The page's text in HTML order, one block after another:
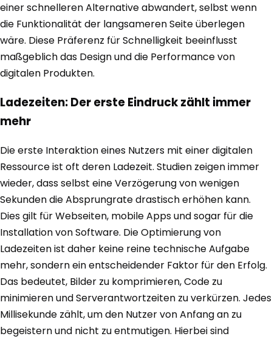
einer schnelleren Alternative abwandert, selbst wenn
die Funktionalität der langsameren Seite überlegen
wäre. Diese Präferenz für Schnelligkeit beeinflusst
maßgeblich das Design und die Performance von
digitalen Produkten.
Ladezeiten: Der erste Eindruck zählt immer
mehr
Die erste Interaktion eines Nutzers mit einer digitalen
Ressource ist oft deren Ladezeit. Studien zeigen immer
wieder, dass selbst eine Verzögerung von wenigen
Sekunden die Absprungrate drastisch erhöhen kann.
Dies gilt für Webseiten, mobile Apps und sogar für die
Installation von Software. Die Optimierung von
Ladezeiten ist daher keine reine technische Aufgabe
mehr, sondern ein entscheidender Faktor für den Erfolg.
Das bedeutet, Bilder zu komprimieren, Code zu
minimieren und Serverantwortzeiten zu verkürzen. Jedes
Millisekunde zählt, um den Nutzer von Anfang an zu
begeistern und nicht zu entmutigen. Hierbei sind